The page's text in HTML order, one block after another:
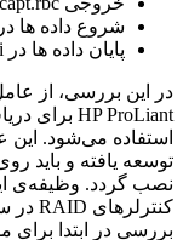
شروع داده ها در raidcapt.ini و
پایان داده ها در raidcapt.ini
توسعه یافته و باید
نصب گردد. وظیفه‌ی